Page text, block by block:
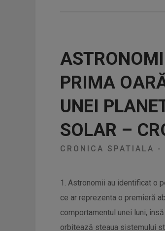
PRIMA
UNEI
SOLAR –
CRONICA SPATIALA -
1. Astronomii au identificat o
ce ar reprezenta o premieră
comportamentul unei luni,
orbitează steaua sistemului